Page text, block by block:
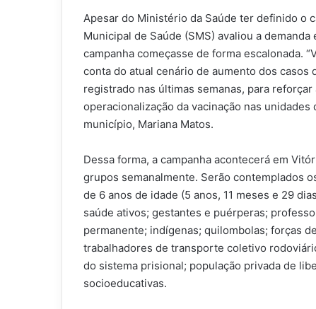
Apesar do Ministério da Saúde ter definido o
Municipal de Saúde (SMS) avaliou a
campanha começasse de forma escalonada.
conta do atual cenário de aumento dos
registrado nas últimas semanas, para
operacionalização da vacinação nas
município, Mariana Matos.
Dessa forma, a campanha acontecerá em
grupos semanalmente. Serão contemplados
de 6 anos de idade (5 anos, 11 meses e 29
saúde ativos; gestantes e puérperas;
permanente; indígenas; quilombolas; forças
trabalhadores de transporte coletivo
do sistema prisional; população privada de
socioeducativas.